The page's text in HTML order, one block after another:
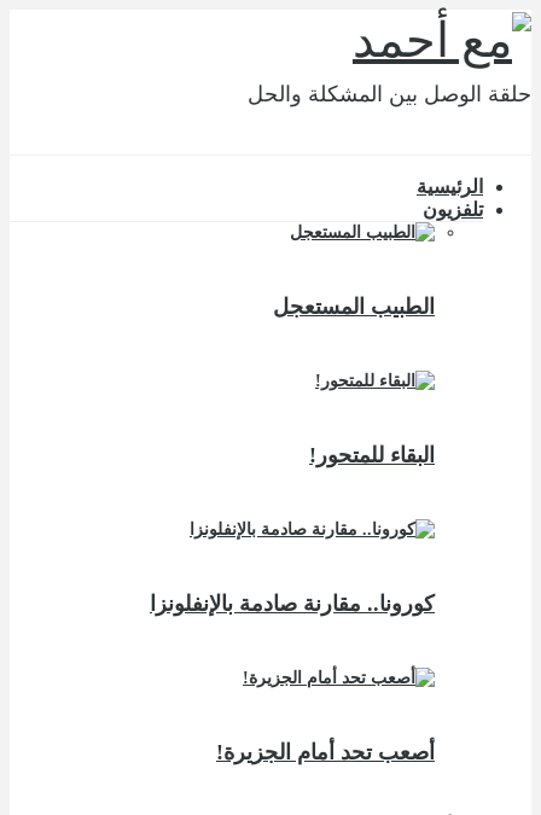
حلقة الوصل بين المشكلة والحل
الرئيسية
تلفزيون
الطبيب المستعجل
البقاء للمتحور!
كورونا.. مقارنة صادمة بالإنفلونزا
أصعب تحد أمام الجزيرة!